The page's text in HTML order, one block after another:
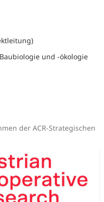
und -ökologie
der ACR-Strategischen